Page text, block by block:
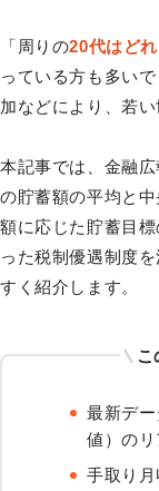
「周りの20代はど
っている方も多い
加などにより、若
本記事では、金融
の貯蓄額の平均と
額に応じた貯蓄目標
った税制優遇制度
すく紹介します。
こ
最新デ
値）の
手取り